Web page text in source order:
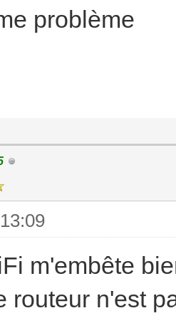
problème
m'embête
routeur n'est